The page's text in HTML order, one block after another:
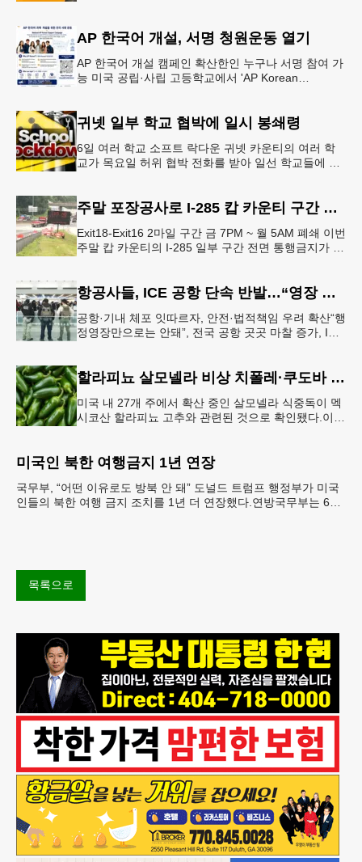
AP 한국어 개설, 서명 청원운동 열기
AP 한국어 개설 캠페인 확산한인 누구나 서명 참여 가
능 미국 공립·사립 고등학교에서 'AP Korean
귀넷 일부 학교 협박에 일시 봉쇄령
6일 여러 학교 소프트 락다운 귀넷 카운티의 여러 학
교가 목요일 허위 협박 전화를 받아 일선 학교들에 일
주말 포장공사로 I-285 캅 카운티 구간 통행금지
Exit18-Exit16 2마일 구간 금 7PM ~ 월 5AM 폐쇄 이번
주말 캅 카운티의 I-285 일부 구간 전면 통행금지가 시
항공사들, ICE 공항 단속 반발…“영장 없인 협조 불가”
공항·기내 체포 잇따르자, 안전·법적책임 우려 확산“행
정영장만으로는 안돼”, 전국 공항 곳곳 마찰 증가, ICE
할라피뇨 살모넬라 비상 치폴레·쿠도바 긴급 회수
미국 내 27개 주에서 확산 중인 살모넬라 식중독이 멕
시코산 할라피뇨 고추와 관련된 것으로 확인됐다.이에
미국인 북한 여행금지 1년 연장
국무부, “어떤 이유로도 방북 안 돼” 도널드 트럼프 행정부가 미국
인들의 북한 여행 금지 조치를 1년 더 연장했다.연방국무부는 6일
목록으로